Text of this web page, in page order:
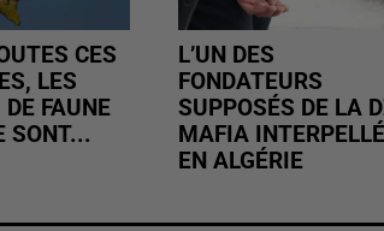
CES
LES
DE FAUNE
SONT...
L’UN DES
FONDATEURS
SUPPOSÉS DE LA
MAFIA INTERPELLÉ
EN ALGÉRIE